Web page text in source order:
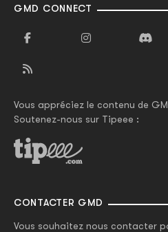
GMD CONNECT
Vous appréciez le contenu de
Soutenez-nous sur Tipeee :
CONTACTER GMD
Vous souhaitez nous contacter